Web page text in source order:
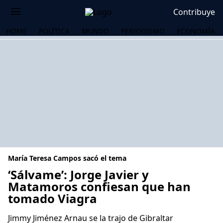
Contribuye
HOME POLÍTICA MUNDO PERIODISMO ECONOMÍA
María Teresa Campos sacó el tema
‘Sálvame’: Jorge Javier y
Matamoros confiesan que han
tomado Viagra
Jimmy Jiménez Arnau se la trajo de Gibraltar